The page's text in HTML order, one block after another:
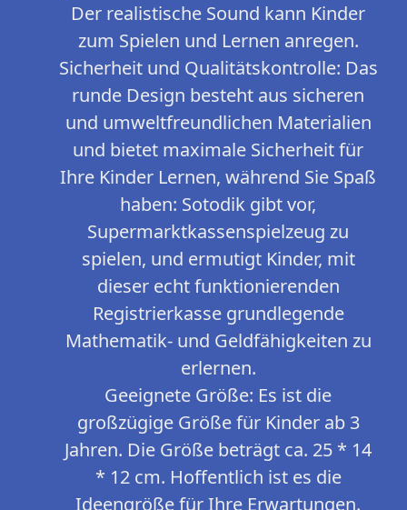
Der realistische Sound kann Kinder
zum Spielen und Lernen anregen.
Sicherheit und Qualitätskontrolle: Das
runde Design besteht aus sicheren
und umweltfreundlichen Materialien
und bietet maximale Sicherheit für
Ihre Kinder Lernen, während Sie Spaß
haben: Sotodik gibt vor,
Supermarktkassenspielzeug zu
spielen, und ermutigt Kinder, mit
dieser echt funktionierenden
Registrierkasse grundlegende
Mathematik- und Geldfähigkeiten zu
erlernen.
Geeignete Größe: Es ist die
großzügige Größe für Kinder ab 3
Jahren. Die Größe beträgt ca. 25 * 14
* 12 cm. Hoffentlich ist es die
Ideengröße für Ihre Erwartungen.